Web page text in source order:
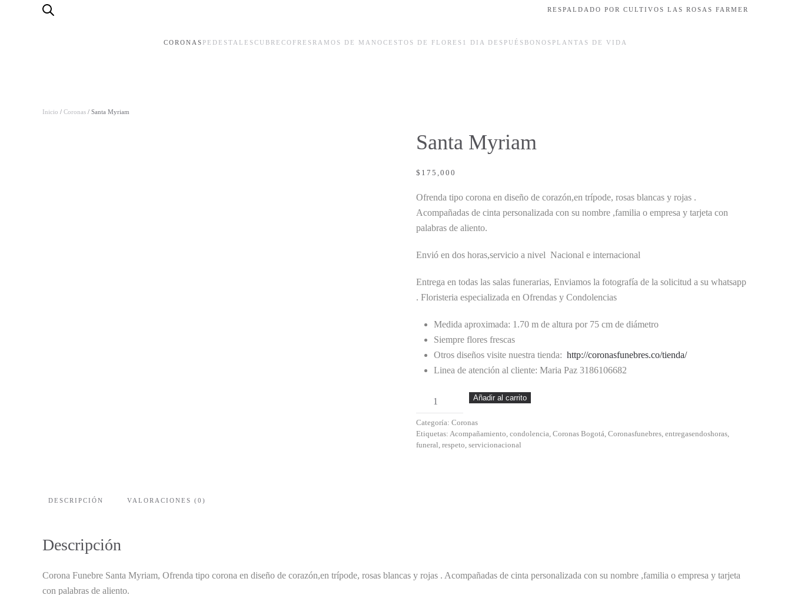
RESPALDADO POR CULTIVOS LAS ROSAS FARMER
CORONAS PEDESTALESCUBRECOFRES RAMOS DE MANOCESTOS DE FLORES 1 DIA DESPUÉS BONOS PLANTAS DE VIDA
Inicio / Coronas / Santa Myriam
Santa Myriam
$ 175,000
Ofrenda tipo corona en diseño de corazón,en trípode, rosas blancas y rojas .
Acompañadas de cinta personalizada con su nombre ,familia o empresa y tarjeta con
palabras de aliento.
Envió en dos horas,servicio a nivel Nacional e internacional
Entrega en todas las salas funerarias, Enviamos la fotografía de la solicitud a su whatsapp
. Floristeria especializada en Ofrendas y Condolencias
Medida aproximada: 1.70 m de altura por 75 cm de diámetro
Siempre flores frescas
Otros diseños visite nuestra tienda: http://coronasfunebres.co/tienda/
Linea de atención al cliente: Maria Paz 3186106682
Santa
Myriam
cantidad
Añadir al carrito
Categoría: Coronas
Etiquetas: Acompañamiento, condolencia, Coronas Bogotá, Coronasfunebres, entregasendoshoras,
funeral, respeto, servicionacional
DESCRIPCIÓN VALORACIONES (0)
Descripción
Corona Funebre Santa Myriam, Ofrenda tipo corona en diseño de corazón,en trípode, rosas blancas y rojas . Acompañadas de cinta personalizada con su nombre ,familia o empresa y tarjeta
con palabras de aliento.